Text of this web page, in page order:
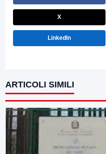
X
LinkedIn
ARTICOLI SIMILI